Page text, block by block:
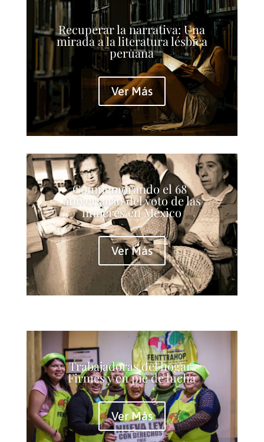
Recuperar la narrativa: Una
mirada a la literatura lésbica
peruana
Ver Más
Conmemorando el 68°
aniversario del voto de las
mujeres en México
Ver Más
Trabajadoras del hogar:
Firmes y en pie de lucha
Ver Más